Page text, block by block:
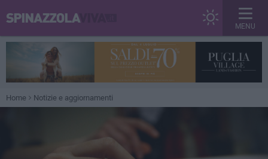
MENU
Home Notizie e aggiornamenti